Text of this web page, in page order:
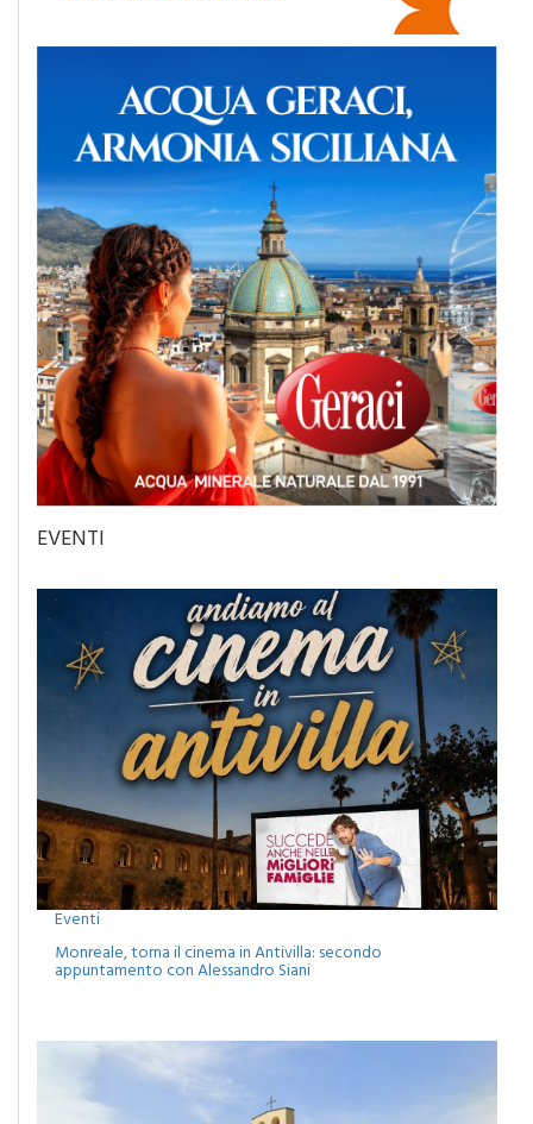
Eventi
Monreale, torna il cinema in Antivilla: secondo